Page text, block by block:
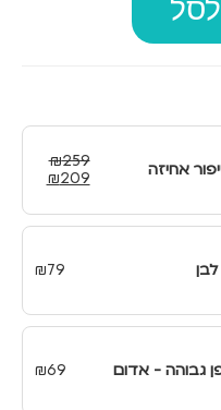
אחיזה ₪259
המחיר
היה:
₪259.
₪209
הוא:
₪209.
₪79
גבוהה - אדום ₪69